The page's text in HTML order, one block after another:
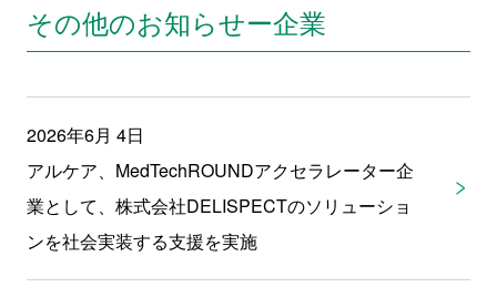
その他のお知らせー企業
2026年6月 4日
アルケア、MedTechROUNDアクセラレーター企
業として、株式会社DELISPECTのソリューショ
ンを社会実装する支援を実施